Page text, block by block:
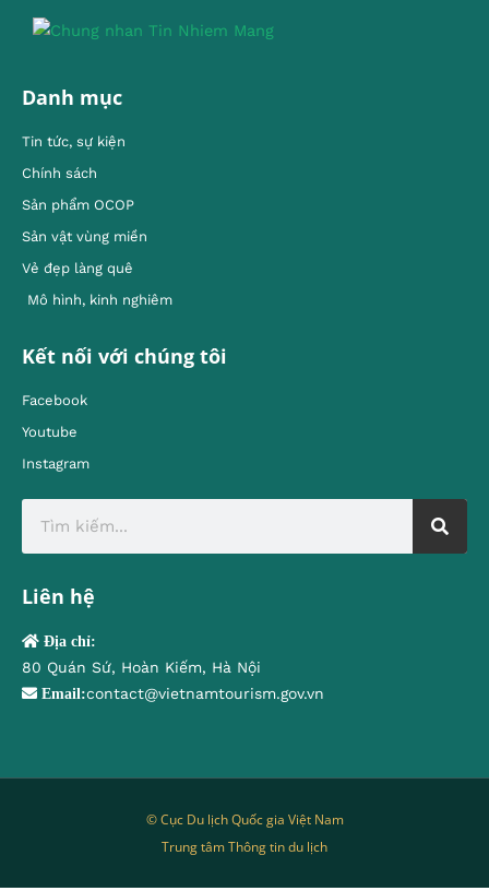
Danh mục
Tin tức, sự kiện
Chính sách
Sản phẩm OCOP
Sản vật vùng miền
Vẻ đẹp làng quê
Mô hình, kinh nghiêm
Kết nối với chúng tôi
Facebook
Youtube
Instagram
Liên hệ
Địa chỉ:
80 Quán Sứ, Hoàn Kiếm, Hà Nội
Email:contact@vietnamtourism.gov.vn
© Cục Du lịch Quốc gia Việt Nam
Trung tâm Thông tin du lịch